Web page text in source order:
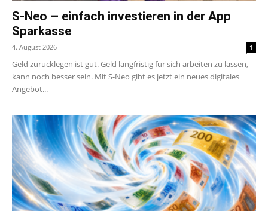
S-Neo – einfach investieren in der App
Sparkasse
4. August 2026 1
Geld zurücklegen ist gut. Geld langfristig für sich arbeiten zu lassen,
kann noch besser sein. Mit S-Neo gibt es jetzt ein neues digitales
Angebot...